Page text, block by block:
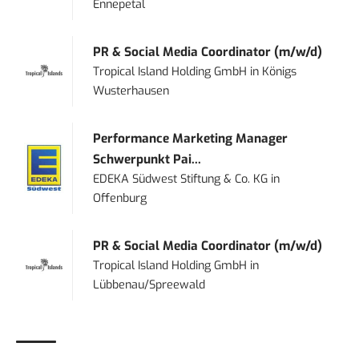
Ennepetal
PR & Social Media Coordinator (m/w/d)
Tropical Island Holding GmbH in Königs
Wusterhausen
Performance Marketing Manager
Schwerpunkt Pai...
EDEKA Südwest Stiftung & Co. KG in
Offenburg
PR & Social Media Coordinator (m/w/d)
Tropical Island Holding GmbH in
Lübbenau/Spreewald